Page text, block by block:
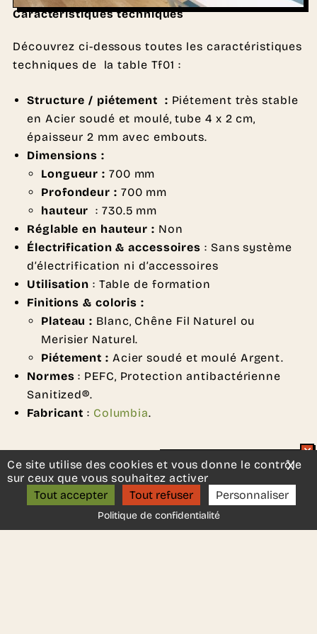
Caractéristiques techniques
Découvrez ci-dessous toutes les caractéristiques
techniques de la table Tf01 :
Structure / piétement : Piétement très stable
en Acier soudé et moulé, tube 4 x 2 cm,
épaisseur 2 mm avec embouts.
Dimensions :
Longueur : 700 mm
Profondeur : 700 mm
hauteur : 730.5 mm
Réglable en hauteur : Non
Électrification & accessoires : Sans système
d’électrification ni d’accessoires
Utilisation : Table de formation
Finitions & coloris :
Plateau : Blanc, Chêne Fil Naturel ou
Merisier Naturel.
Piétement : Acier soudé et moulé Argent.
Normes: PEFC, Protection antibactérienne
Sanitized®.
Fabricant : Columbia.
DEMANDER UN DEVIS
Un projet d’aménagement ?
ON S’APPELLE ?
Ce site utilise des cookies et vous donne le contrôle
sur ceux que vous souhaitez activer
Tout accepter
Tout refuser Personnaliser
Politique de confidentialité
X